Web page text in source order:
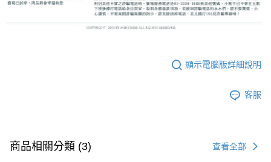
顯示電腦版詳細說明
客服
商品相關分類 (3) 查看全部